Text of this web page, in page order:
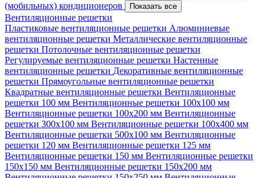
(мобильных) кондиционеров
Показать все
Вентиляционные решетки
Пластиковые вентиляционные решетки Алюминиевые
вентиляционные решетки Металлические вентиляционные
решетки Потолочные вентиляционные решетки
Регулируемые вентиляционные решетки Настенные
вентиляционные решетки Декоративные вентиляционные
решетки Прямоугольные вентиляционные решетки
Квадратные вентиляционные решетки Вентиляционные
решетки 100 мм Вентиляционные решетки 100х100 мм
Вентиляционные решетки 100х200 мм Вентиляционные
решетки 300х100 мм Вентиляционные решетки 100х400 мм
Вентиляционные решетки 500х100 мм Вентиляционные
решетки 120 мм Вентиляционные решетки 125 мм
Вентиляционные решетки 150 мм Вентиляционные решетки
150х150 мм Вентиляционные решетки 150х200 мм